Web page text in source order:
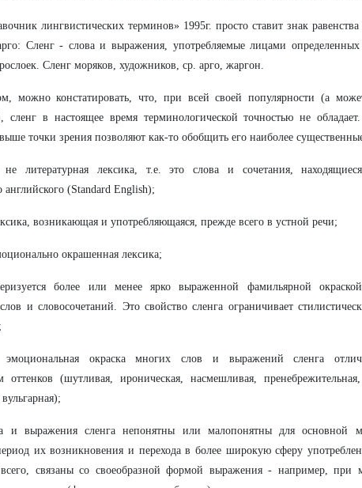
лингвистических терминов» 1995г. просто ставит знак
Сленг - слова и выражения, употребляемые лицами
Сленг моряков, художников, ср. арго, жаргон.
можно констатировать, что, при всей своей популярности (а
сленг в настоящее время терминологической точностью не
точки зрения позволяют как-то обобщить его наиболее
литературная лексика, т.е. это слова и сочетания,
английского (Standard English);
возникающая и употребляющаяся, прежде всего в устной речи;
окрашенная лексика;
более или менее ярко выраженной фамильярной
и словосочетаний. Это свойство сленга ограничивает
эмоциональная окраска многих слов и выражений сленга
оттенков (шутливая, ироническая, насмешливая, пренебрежительная,
и выражения сленга непонятны или малопонятны для основной
их возникновения и перехода в более широкую сферу
связаны со своеобразной формой выражения - например, при